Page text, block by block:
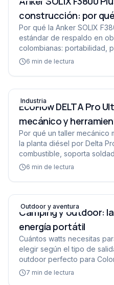
construcción: por
Por qué la Anker SOLIX
estándar de respaldo en
colombianas: portabilidad,
combustible.
6 min de lectura
EcoFlow DELTA Pro Ultra
Industria
EcoFlow DELTA Pro
mecánico y
Por qué un taller mecánico
la planta diésel por Delta
combustible, soporta
6 min de lectura
Camping y outdoor: la
Outdoor y aventura
Camping y outdoor:
energía portátil
Cuántos watts necesitas
elegir según el tipo de
outdoor perfecto para
7 min de lectura